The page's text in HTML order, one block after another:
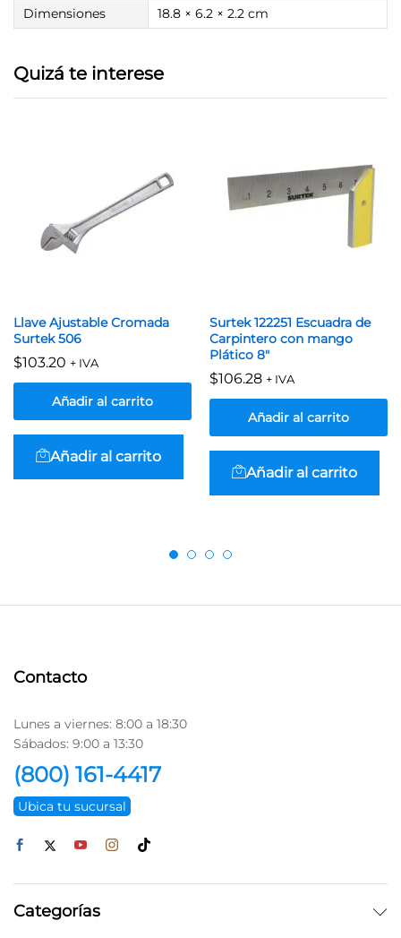
Dimensiones
18.8 × 6.2 × 2.2 cm
Quizá te interese
Llave Ajustable Cromada
Surtek 506
$103.20 + IVA
Añadir al carrito
Añadir al carrito
Surtek 122251 Escuadra de
Carpintero con mango
Plático 8″
$106.28 + IVA
Añadir al carrito
Añadir al carrito
Contacto
Lunes a viernes: 8:00 a 18:30
Sábados: 9:00 a 13:30
(800) 161-4417
Ubica tu sucursal
Categorías